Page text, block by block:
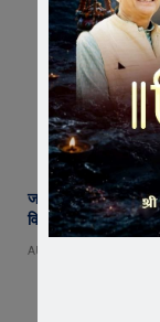
जावरा के आनंदी हनुमान
विकास को मिले 10 लाख
AUGUST 9, 2026